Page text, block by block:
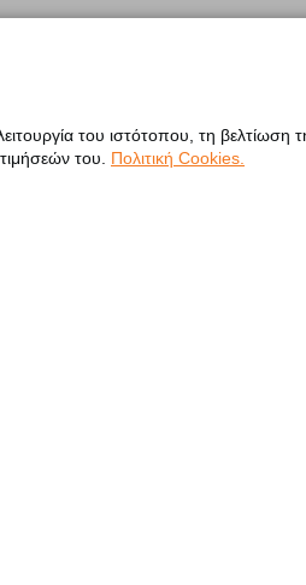
του ιστότοπου, τη βελτίωση
του.
Πολιτική Cookies.